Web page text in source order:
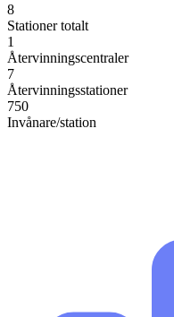
8
Stationer totalt
1
Återvinningscentraler
7
Återvinningsstationer
750
Invånare/station